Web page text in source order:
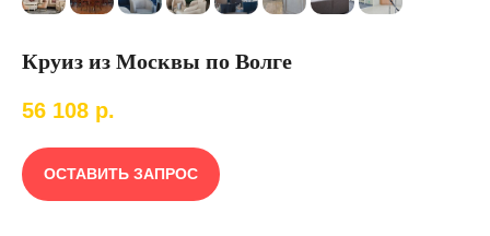
Круиз из Москвы по Волге
56 108 р.
ОСТАВИТЬ ЗАПРОС